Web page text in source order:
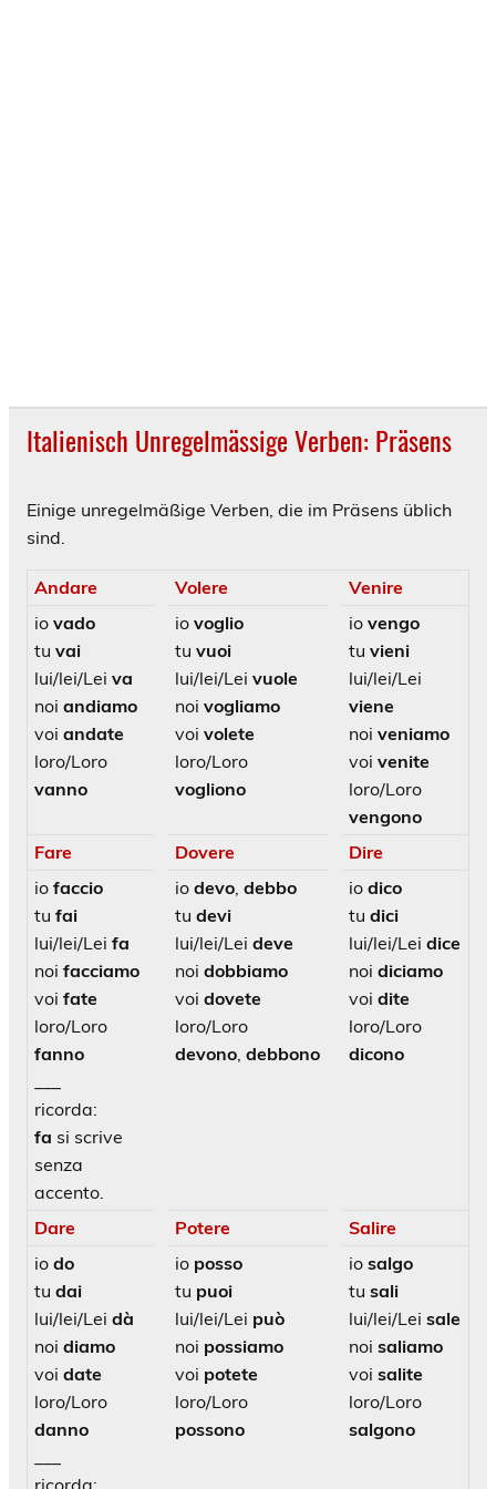
Italienisch Unregelmässige Verben: Präsens
Einige unregelmäßige Verben, die im Präsens üblich
sind.
Andare Volere
Venire
iovado
tuvai
lui/lei/Leiva
noiandiamo
voiandate
loro/Loro
vanno
iovoglio
tuvuoi
lui/lei/Leivuole
noivogliamo
voivolete
loro/Loro
vogliono
iovengo
tuvieni
lui/lei/Lei
viene
noiveniamo
voivenite
loro/Loro
vengono
Fare
Dovere
Dire
iofaccio
tufai
lui/lei/Leifa
noifacciamo
voifate
loro/Loro
fanno
ricorda:
fa si scrive
senza
accento.
iodevo debbo
tudevi
lui/lei/Leideve
noidobbiamo
voidovete
loro/Loro
devono ,debbono
iodico
tudici
lui/lei/Leidice
noidiciamo
voidite
loro/Loro
dicono
Dare Potere
Salire
iodo
tudai
lui/lei/Leidà
noidiamo
voidate
loro/Loro
danno
ricorda:
io posso
tu puoi
lui/lei/Lei può
noi possiamo
voi potete
loro/Loro
possono
iosalgo
tusali
lui/lei/Leisale
noisaliamo
voisalite
loro/Loro
salgono